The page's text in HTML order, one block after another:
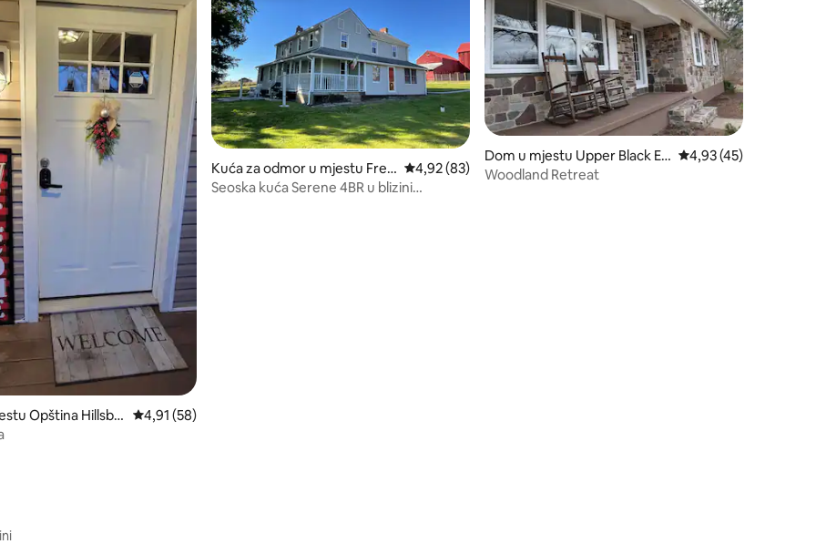
5, recenzija: 58
Opština Hillsbo
Prosječna ocjena: 4,91 od 5, recenzija: 58
4,91 (58)
Kuća za odmor u mjestu Fren
chtown
Prosječna ocjena: 4,92 od 5, recenzija: 83
4,92 (83)
Seoska kuća Serene 4BR u blizini
Dom u mjestu Upper Black Ed
dy
Prosječna ocjena:
4,93 (45)
Woodland Retreat